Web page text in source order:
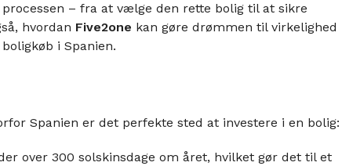
– fra at vælge den rette bolig til at sikre
hvordan Five2one kan gøre drømmen til virkelighed
i Spanien.
Spanien er det perfekte sted at investere i en bolig:
over 300 solskinsdage om året, hvilket gør det til et